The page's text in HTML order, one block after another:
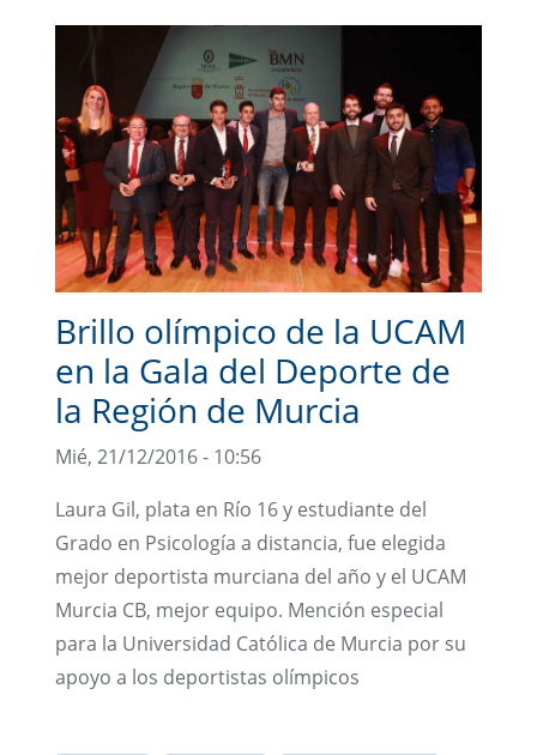
Brillo olímpico de la UCAM
en la Gala del Deporte de
la Región de Murcia
Mié, 21/12/2016 - 10:56
Laura Gil, plata en Río 16 y estudiante del
Grado en Psicología a distancia, fue elegida
mejor deportista murciana del año y el UCAM
Murcia CB, mejor equipo. Mención especial
para la Universidad Católica de Murcia por su
apoyo a los deportistas olímpicos